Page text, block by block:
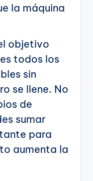
la máquina
objetivo
todos los
sin
se llene. No
de
sumar
para
aumenta la